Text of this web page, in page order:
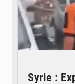
Syrie :